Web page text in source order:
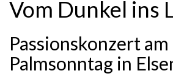
Vom Dunkel ins
Passionskonzert am
Palmsonntag in